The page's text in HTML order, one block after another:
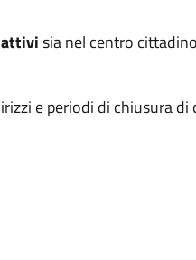
sia nel centro
e periodi di chiusura di